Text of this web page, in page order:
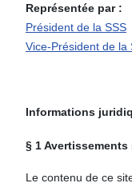
Représentée par :
Président de la SSS
Vice-Président de la
Informations
§ 1
Le contenu de ce